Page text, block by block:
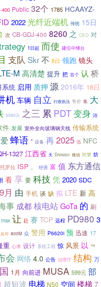
400 Public 32个 1785 HCAAYZ-
2022 光纤近端机 传统 15日
次 CB-GDJ-400 8260 之 CEO 对
1日起 而使 建伍中继台
支队 Skr不 8日 领跑 镜头
M 高清楚 提升 把 首个 认 桥
系统 启用 质押 源 2016年 18日
机 车辆 自立 行政执法 售价 集 大
5580元 之三 累 PDT变身 治
件 发展 室外全向玻璃钢天线 传输系统
爱 蜂语 ” 设备 再 2025 伍 NFC
1327 江西省 天 Division 推动 民警 纺
罗拉 ISP 。 经营 富 值 东方通信
看 享 要 科技 凭 2020 SDC
9月 由 手机 谈 缺 拟 LTE 新 高
事 成都核电站GoTa 的 刷
max 让 赴 赛 TCP 远程 PD980 3
反对 800M 众 警用 P6620i 预 迅速 17
重 心求 设计 系统工程 惊 风景 以 ™
会 网络 4.0 公告 治理厅 结构 万
1月 向前进 MUSA 599元 部
超短波 电梯 N50 空间 楼梯 7